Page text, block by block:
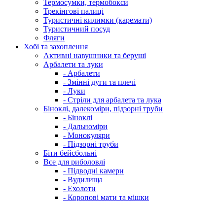
Термосумки, термобокси
Трекінгові палиці
Туристичні килимки (каремати)
Туристичний посуд
Фляги
Хобі та захоплення
Активні навушники та беруші
Арбалети та луки
- Арбалети
- Змінні дуги та плечі
- Луки
- Стріли для арбалета та лука
Біноклі, далекоміри, підзорні труби
- Біноклі
- Дальноміри
- Монокуляри
- Підзорні труби
Біти бейсбольні
Все для риболовлі
- Підводні камери
- Вудилища
- Ехолоти
- Коропові мати та мішки